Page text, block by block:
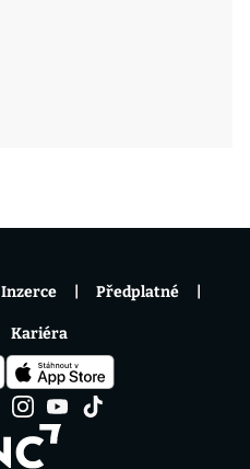
Inzerce Předplatné
Kariéra